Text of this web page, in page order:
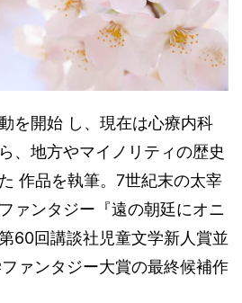
を開始 し、現在は心療内科
、地方やマイノリティの歴史
作品を執筆。7世紀末の太宰
ァンタジー『遠の朝廷にオニ
60回講談社児童文学新人賞並
ァンタジー大賞の最終候補作